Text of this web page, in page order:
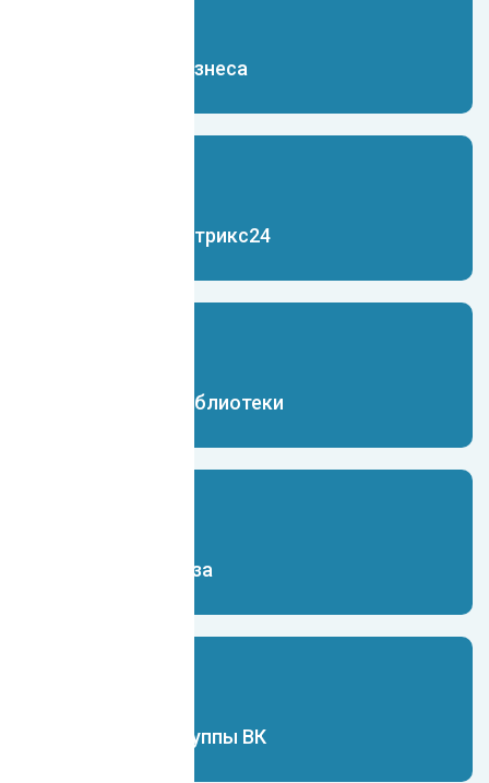
Чат-бот для бизнеса
Чат-бот для Битрикс24
Чат-бот для библиотеки
Чат-бот для вуза
Чат-бот для группы ВК